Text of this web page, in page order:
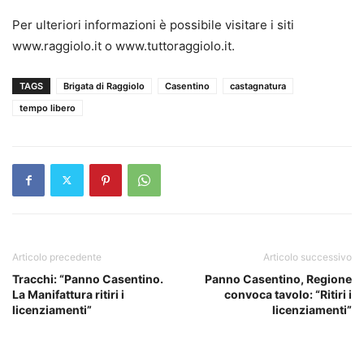
Per ulteriori informazioni è possibile visitare i siti
www.raggiolo.it o www.tuttoraggiolo.it.
TAGS Brigata di Raggiolo Casentino
castagnatura
tempo libero
Articolo precedente
Tracchi: “Panno Casentino.
La Manifattura ritiri i
licenziamenti”
Articolo successivo
Panno Casentino, Regione
convoca tavolo: “Ritiri i
licenziamenti”